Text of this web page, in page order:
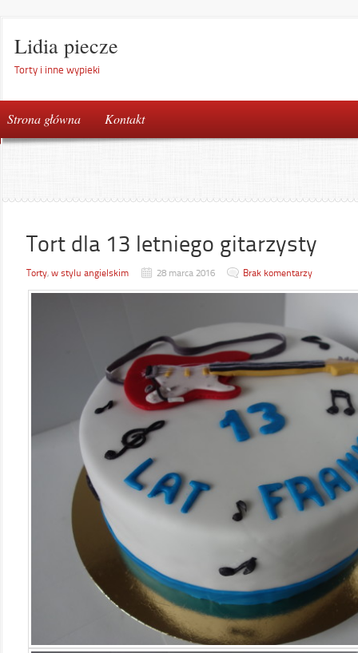
Lidia piecze
Torty i inne wypieki
Strona główna Kontakt
Tort dla 13 letniego gitarzysty
Torty, w stylu angielskim 28 marca 2016 Brak komentarzy